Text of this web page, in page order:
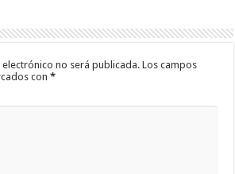
ar
ti
no será publicada. Los campos
con*